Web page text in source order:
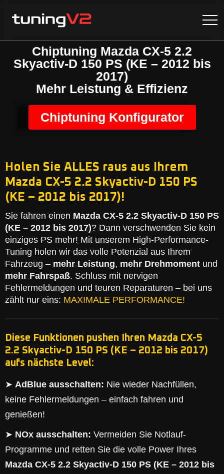
Chiptuning Mazda CX-5 2.2
Skyactiv-D 150 PS (KE – 2012 bis
2017)
Mehr Leistung & Effizienz
Chiptuning Konfigurator
Holen Sie ALLES raus aus Ihrem
Mazda CX-5 2.2 Skyactiv-D 150 PS
(KE – 2012 bis 2017)!
Sie fahren einen Mazda CX-5 2.2 Skyactiv-D 150 PS
(KE – 2012 bis 2017)? Dann verschwenden Sie kein
einziges PS mehr! Mit unserem High-Performance-
Tuning holen wir das volle Potenzial aus Ihrem
Fahrzeug – mehr Leistung, mehr Drehmoment und
mehr Fahrspaß. Schluss mit nervigen
Fehlermeldungen und teuren Reparaturen – bei uns
zählt nur eins: MAXIMALE PERFORMANCE!
Diese Funktionen pushen Ihren Mazda CX-5
2.2 Skyactiv-D 150 PS (KE – 2012 bis 2017)
aufs nächste Level:
➤ AdBlue ausschalten: Nie wieder Nachfüllen,
keine Fehlermeldungen – einfach fahren und
genießen!
➤ NOx ausschalten: Vermeiden Sie Notlauf-
Programme und retten Sie die volle Power Ihres
Mazda CX-5 2.2 Skyactiv-D 150 PS (KE – 2012 bis